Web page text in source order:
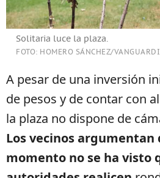
Solitaria luce la plaza.
FOTO: HOMERO SÁNCHEZ/
A pesar de una inversión
de pesos y de contar con
la plaza no dispone de
Los vecinos argumentan
momento no se ha visto